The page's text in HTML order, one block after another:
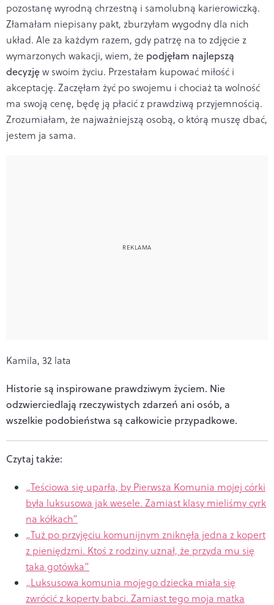
pozostanę wyrodną chrzestną i samolubną karierowiczką.
Złamałam niepisany pakt, zburzyłam wygodny dla nich
układ. Ale za każdym razem, gdy patrzę na to zdjęcie z
wymarzonych wakacji, wiem, że podjęłam najlepszą
decyzjęw swoim życiu. Przestałam kupować miłość i
akceptację. Zaczęłam żyć po swojemu i chociaż ta wolność
ma swoją cenę, będę ją płacić z prawdziwą przyjemnością.
Zrozumiałam, że najważniejszą osobą, o którą muszę dbać,
jestem ja sama.
Kamila, 32 lata
Historie są inspirowane prawdziwym życiem. Nie
odzwierciedlają rzeczywistych zdarzeń ani osób, a
wszelkie podobieństwa są całkowicie przypadkowe.
Czytaj także:
„Teściowa się uparła, by Pierwsza Komunia mojej córki
była luksusowa jak wesele. Zamiast klasy mieliśmy cyrk
na kółkach”
„Tuż po przyjęciu komunijnym zniknęła jedna z kopert
z pieniędzmi. Ktoś z rodziny uznał, że przyda mu się
taka gotówka”
„Luksusowa komunia mojego dziecka miała się
zwrócić z koperty babci. Zamiast tego moja matka